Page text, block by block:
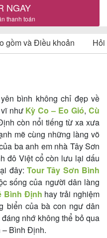
NGAY
thanh toán
gồm và Điều khoản
bình không chỉ đẹp về
như Kỳ Co – Eo Gió,Cù
còn nổi tiếng từ xa xưa
mẽ cùng những làng võ
ba anh em nhà Tây Sơn
đô Việt cổ còn lưu lại dấu
đây: Tour Tây Sơn Bình
sống của người dân làng
Bình Định hay trải nghiệm
biển của bà con ngư dân
nhớ không thể bỏ qua
– Bình Định.